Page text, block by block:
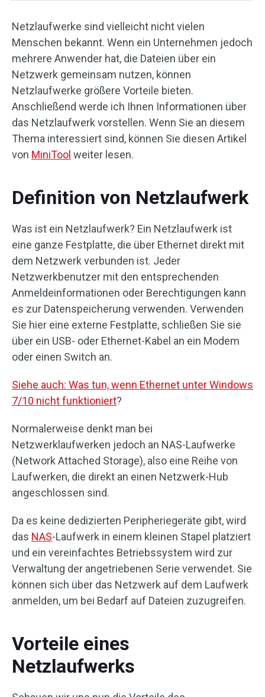
Netzlaufwerke sind vielleicht nicht vielen
Menschen bekannt. Wenn ein Unternehmen jedoch
mehrere Anwender hat, die Dateien über ein
Netzwerk gemeinsam nutzen, können
Netzlaufwerke größere Vorteile bieten.
Anschließend werde ich Ihnen Informationen über
das Netzlaufwerk vorstellen. Wenn Sie an diesem
Thema interessiert sind, können Sie diesen Artikel
von MiniTool weiter lesen.
Definition von Netzlaufwerk
Was ist ein Netzlaufwerk? Ein Netzlaufwerk ist
eine ganze Festplatte, die über Ethernet direkt mit
dem Netzwerk verbunden ist. Jeder
Netzwerkbenutzer mit den entsprechenden
Anmeldeinformationen oder Berechtigungen kann
es zur Datenspeicherung verwenden. Verwenden
Sie hier eine externe Festplatte, schließen Sie sie
über ein USB- oder Ethernet-Kabel an ein Modem
oder einen Switch an.
Siehe auch: Was tun, wenn Ethernet unter Windows
7/10 nicht funktioniert?
Normalerweise denkt man bei
Netzwerklaufwerken jedoch an NAS-Laufwerke
(Network Attached Storage), also eine Reihe von
Laufwerken, die direkt an einen Netzwerk-Hub
angeschlossen sind.
Da es keine dedizierten Peripheriegeräte gibt, wird
das NAS-Laufwerk in einem kleinen Stapel platziert
und ein vereinfachtes Betriebssystem wird zur
Verwaltung der angetriebenen Serie verwendet. Sie
können sich über das Netzwerk auf dem Laufwerk
anmelden, um bei Bedarf auf Dateien zuzugreifen.
Vorteile eines
Netzlaufwerks